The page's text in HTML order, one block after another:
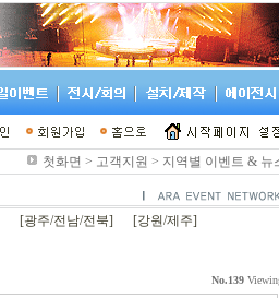
첫화면 > 고객지원 > 지역별 이벤트 & 뉴
[광주/전남/전북] [강원/제주]
No.139